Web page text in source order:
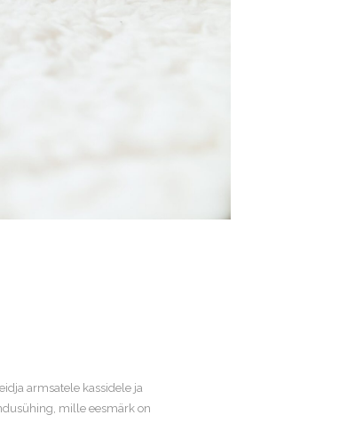
armsatele kassidele ja
mille eesmärk on